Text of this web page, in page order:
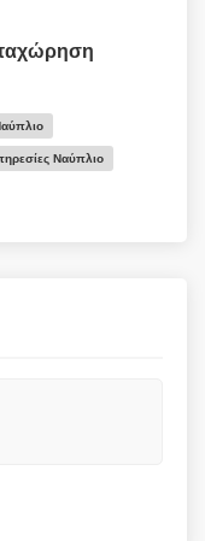
Ναύπλιο